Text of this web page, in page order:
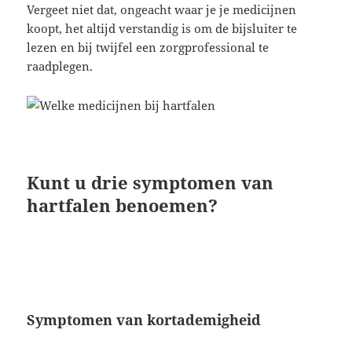
Vergeet niet dat, ongeacht waar je je medicijnen
koopt, het altijd verstandig is om de bijsluiter te
lezen en bij twijfel een zorgprofessional te
raadplegen.
Kunt u drie symptomen van
hartfalen benoemen?
Symptomen van kortademigheid